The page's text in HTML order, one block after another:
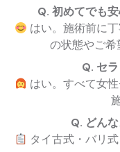
Q. 初めてでも
はい。施術前に
の状態やご希
Q. セ
はい。すべて女
Q. どん
タイ古式・バリ